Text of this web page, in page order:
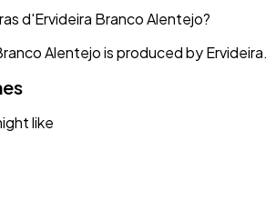
d'Ervideira Branco Alentejo?
Alentejo is produced by Ervideira.
like